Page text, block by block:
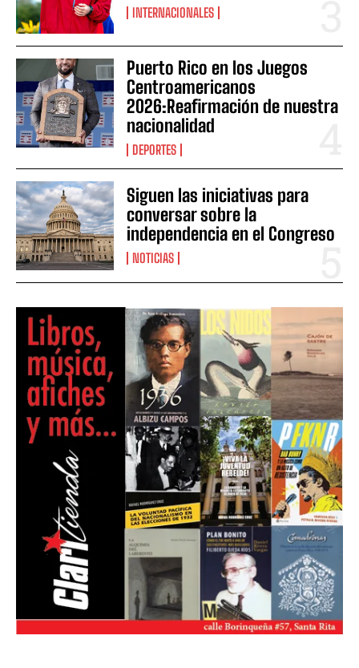
INTERNACIONALES
Puerto Rico en los Juegos
Centroamericanos
2026:Reafirmación de nuestra
nacionalidad
DEPORTES
Siguen las iniciativas para
conversar sobre la
independencia en el Congreso
NOTICIAS